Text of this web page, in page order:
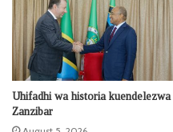
Uhifadhi wa historia kuendelezwa
Zanzibar